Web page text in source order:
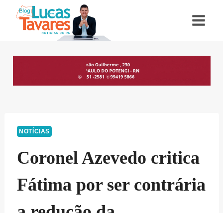
NOTÍCIAS
Coronel Azevedo critica
Fátima por ser contrária